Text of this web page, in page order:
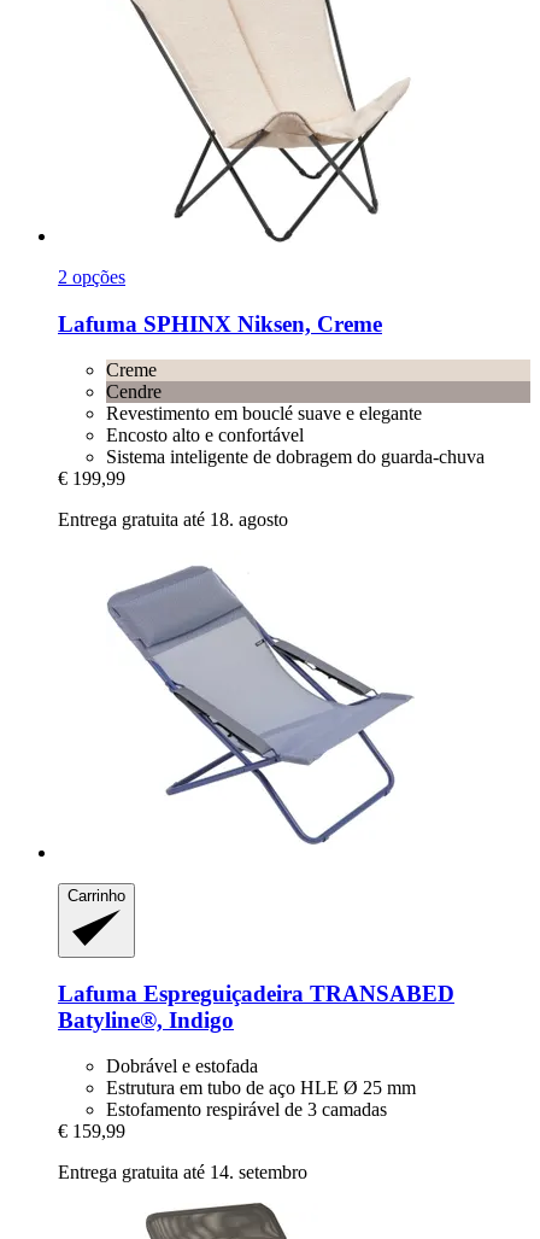
2 opções
Lafuma SPHINX Niksen, Creme
Creme
Cendre
Revestimento em bouclé suave e elegante
Encosto alto e confortável
Sistema inteligente de dobragem do guarda-chuva
€ 199,99
Entrega gratuita até 18. agosto
Carrinho
Lafuma Espreguiçadeira TRANSABED
Batyline®, Indigo
Dobrável e estofada
Estrutura em tubo de aço HLE Ø 25 mm
Estofamento respirável de 3 camadas
€ 159,99
Entrega gratuita até 14. setembro